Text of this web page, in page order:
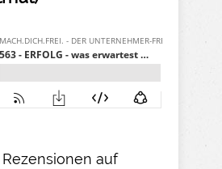
Rezensionen auf